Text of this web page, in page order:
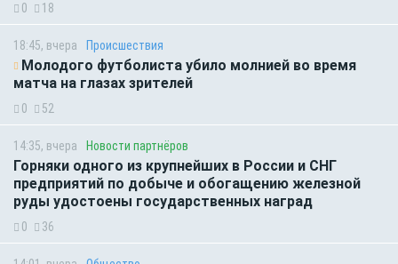
0 18
18:45, вчера Происшествия
Молодого футболиста убило молнией во время
матча на глазах зрителей
0 52
14:35, вчера Новости партнёров
Горняки одного из крупнейших в России и СНГ
предприятий по добыче и обогащению железной
руды удостоены государственных наград
0 36